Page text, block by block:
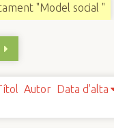
"Model social "
Autor Data d'alta